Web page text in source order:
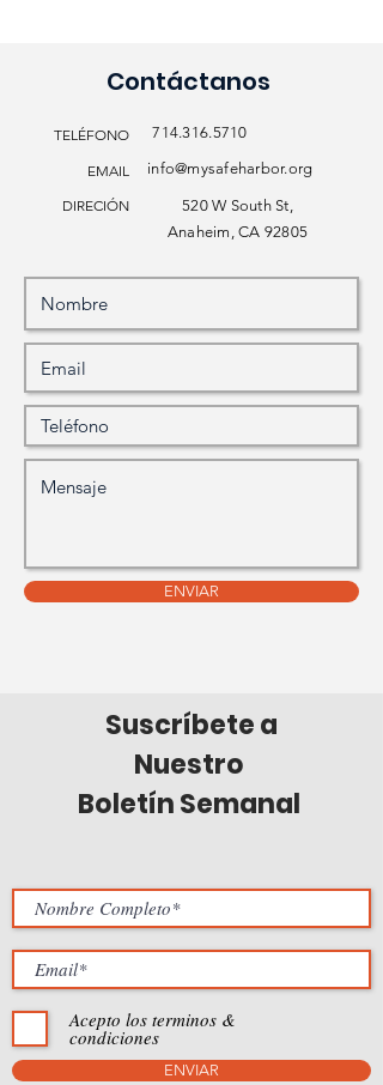
Contáctanos
TELÉFONO 714.316.5710
EMAIL info@mysafeharbor.org
DIRECIÓN
520 W South St,
Anaheim, CA 92805
ENVIAR
Suscríbete a
Nuestro
Boletín Semanal
Acepto los terminos &
condiciones
ENVIAR